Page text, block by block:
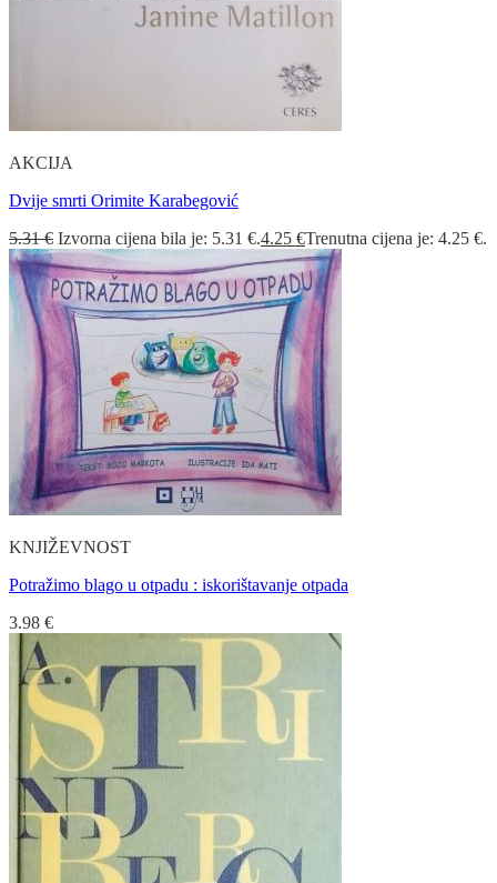
AKCIJA
Dvije smrti Orimite Karabegović
5.31€ Izvorna cijena bila je: 5.31 €.4.25 €Trenutna cijena je: 4.25 €.
KNJIŽEVNOST
Potražimo blago u otpadu : iskorištavanje otpada
3.98 €